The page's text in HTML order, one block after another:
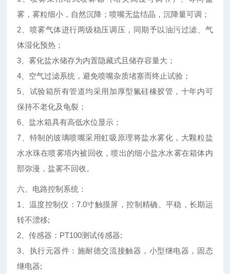
雾，雾粒细小，自然沉降；喷嘴无盐结晶，沉降量可调；
2、喷雾气体进行两级稳压调压，同期予以油污过滤、气
体湿化预热；
3、雾化盐水储存为内置隐藏式且储存容量大；
4、空气过滤系统，避免喷嘴杂质堵塞而终止试验；
5、试验箱所有管道均采用加厚型氟硅橡胶管，十年内可
保持不老化及龟裂；
6、盐水箱具有高低水位显示；
7、特制的玻璃喷嘴采用虹吸原理将盐水雾化，大颗粒盐
水水珠在喷雾塔内被回收，喷出的细小盐水水雾在箱体内
部弥漫，盐雾不回收。
六、电路控制系统：
1、温度控制仪：7.0寸触摸屏，控制精确、平稳，长期运
转不漂移;
2、传感器：PT100测试传感器;
3、执行元器件：施耐德交流接触器，小型继电器，固态
继电器;